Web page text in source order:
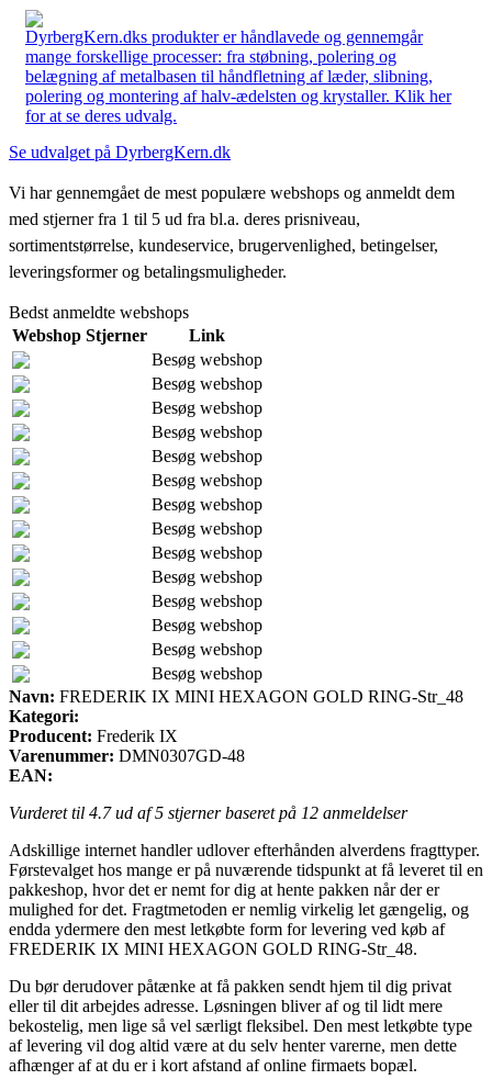
DyrbergKern.dks produkter er håndlavede og gennemgår
mange forskellige processer: fra støbning, polering og
belægning af metalbasen til håndfletning af læder, slibning,
polering og montering af halv-ædelsten og krystaller. Klik her
for at se deres udvalg.
Se udvalget på DyrbergKern.dk
Vi har gennemgået de mest populære webshops og anmeldt dem
med stjerner fra 1 til 5 ud fra bl.a. deres prisniveau,
sortimentstørrelse, kundeservice, brugervenlighed, betingelser,
leveringsformer og betalingsmuligheder.
Bedst anmeldte webshops
Webshop Stjerner
Link
Besøg webshop
Besøg webshop
Besøg webshop
Besøg webshop
Besøg webshop
Besøg webshop
Besøg webshop
Besøg webshop
Besøg webshop
Besøg webshop
Besøg webshop
Besøg webshop
Besøg webshop
Besøg webshop
Navn: FREDERIK IX MINI HEXAGON GOLD RING-Str_48
Kategori:
Producent: Frederik IX
Varenummer: DMN0307GD-48
EAN:
Vurderet til 4.7ud af 5 stjerner baseret på 12 anmeldelser
Adskillige internet handler udlover efterhånden alverdens fragttyper.
Førstevalget hos mange er på nuværende tidspunkt at få leveret til en
pakkeshop, hvor det er nemt for dig at hente pakken når der er
mulighed for det. Fragtmetoden er nemlig virkelig let gængelig, og
endda ydermere den mest letkøbte form for levering ved køb af
FREDERIK IX MINI HEXAGON GOLD RING-Str_48.
Du bør derudover påtænke at få pakken sendt hjem til dig privat
eller til dit arbejdes adresse. Løsningen bliver af og til lidt mere
bekostelig, men lige så vel særligt fleksibel. Den mest letkøbte type
af levering vil dog altid være at du selv henter varerne, men dette
afhænger af at du er i kort afstand af online firmaets bopæl.